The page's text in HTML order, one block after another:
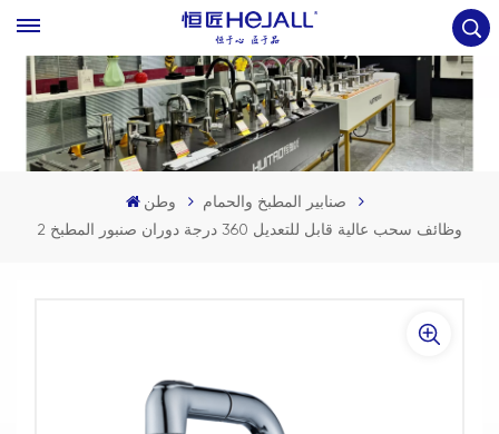
وطن
صنابير المطبخ والحمام
2 وظائف سحب عالية قابل للتعديل 360 درجة دوران صنبور المطبخ